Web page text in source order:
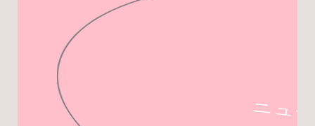
ちゃんみな『AREA
ニュ